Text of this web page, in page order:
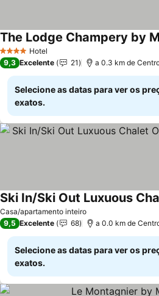
4 EstrelasHotel
The Lodge Champery by
9,3 Excelente 21 a 0.3 km de
Selecione as datas para ver os
exatos.
Casa/apartamento inteiro
Ver preços
9,5 Excelente 68 a 0.0 km de
Selecione as datas para ver os
exatos.